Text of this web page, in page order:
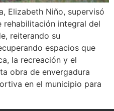
Elizabeth Niño, supervisó
rehabilitación integral del
reiterando su
espacios que
la recreación y el
obra de envergadura
en el municipio para